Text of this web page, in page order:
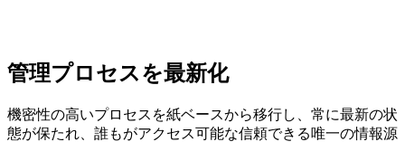
管理プロセスを最新化
機密性の高いプロセスを紙ベースから移行し、常に最新の状
態が保たれ、誰もがアクセス可能な信頼できる唯一の情報源